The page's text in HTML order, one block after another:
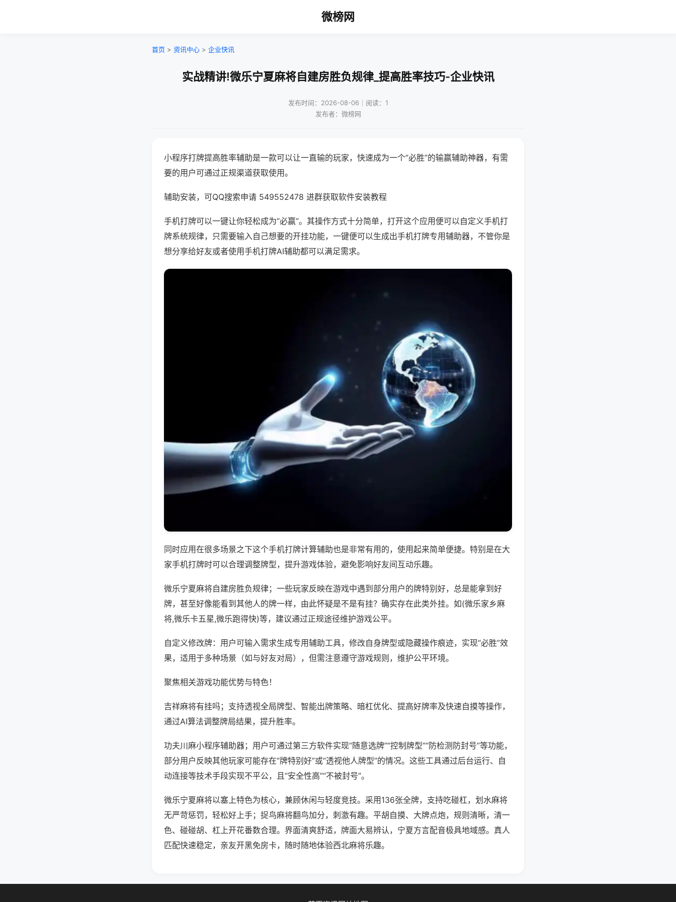
微榜网
首页 > 资讯中心 > 企业快讯
实战精讲!微乐宁夏麻将自建房胜负规律_提高胜率技巧-企业快讯
发布时间：2026-08-06｜阅读：1
发布者：微榜网
小程序打牌提高胜率辅助是一款可以让一直输的玩家，快速成为一个“必胜”的输赢辅助神器，有需
要的用户可通过正规渠道获取使用。
辅助安装，可QQ搜索申请 549552478 进群获取软件安装教程
手机打牌可以一键让你轻松成为“必赢”。其操作方式十分简单，打开这个应用便可以自定义手机打
牌系统规律，只需要输入自己想要的开挂功能，一键便可以生成出手机打牌专用辅助器，不管你是
想分享给好友或者使用手机打牌AI辅助都可以满足需求。
同时应用在很多场景之下这个手机打牌计算辅助也是非常有用的，使用起来简单便捷。特别是在大
家手机打牌时可以合理调整牌型，提升游戏体验，避免影响好友间互动乐趣。
微乐宁夏麻将自建房胜负规律；一些玩家反映在游戏中遇到部分用户的牌特别好，总是能拿到好
牌，甚至好像能看到其他人的牌一样，由此怀疑是不是有挂？确实存在此类外挂。如(微乐家乡麻
将,微乐卡五星,微乐跑得快)等，建议通过正规途径维护游戏公平。
自定义修改牌：用户可输入需求生成专用辅助工具，修改自身牌型或隐藏操作痕迹，实现“必胜”效
果，适用于多种场景（如与好友对局），但需注意遵守游戏规则，维护公平环境。
聚焦相关游戏功能优势与特色！
吉祥麻将有挂吗；支持透视全局牌型、智能出牌策略、暗杠优化、提高好牌率及快速自摸等操作，
通过AI算法调整牌局结果，提升胜率。
功夫川麻小程序辅助器；用户可通过第三方软件实现“随意选牌”“控制牌型”“防检测防封号”等功能，
部分用户反映其他玩家可能存在“牌特别好”或“透视他人牌型”的情况。这些工具通过后台运行、自
动连接等技术手段实现不平公，且“安全性高”“不被封号”。
微乐宁夏麻将以塞上特色为核心，兼顾休闲与轻度竞技。采用136张全牌，支持吃碰杠，划水麻将
无严苛惩罚，轻松好上手；捉鸟麻将翻鸟加分，刺激有趣。平胡自摸、大牌点炮，规则清晰，清一
色、碰碰胡、杠上开花番数合理。界面清爽舒适，牌面大易辨认，宁夏方言配音极具地域感。真人
匹配快速稳定，亲友开黑免房卡，随时随地体验西北麻将乐趣。